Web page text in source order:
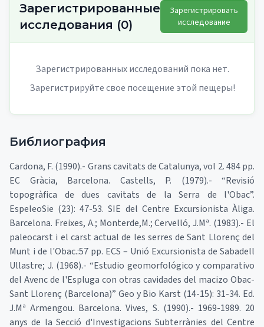
Зарегистрированные
исследования (0)
Зарегистрировать
исследование
Зарегистрированных исследований пока нет.
Зарегистрируйте свое посещение этой пещеры!
Библиография
Cardona, F. (1990).- Grans cavitats de Catalunya, vol 2. 484 pp.
EC Gràcia, Barcelona. Castells, P. (1979).- “Revisió
topogràfica de dues cavitats de la Serra de l'Obac”.
EspeleoSie (23): 47-53. SIE del Centre Excursionista Àliga.
Barcelona. Freixes, A.; Monterde,M.; Cervelló, J.Mª. (1983).- El
paleocarst i el carst actual de les serres de Sant Llorenç del
Munt i de l'Obac.:57 pp. ECS – Unió Excursionista de Sabadell
Ullastre; J. (1968).- “Estudio geomorfológico y comparativo
del Avenc de l'Espluga con otras cavidades del macizo Obac-
Sant Llorenç (Barcelona)” Geo y Bio Karst (14-15): 31-34. Ed.
J.Mª Armengou. Barcelona. Vives, S. (1990).- 1969-1989. 20
anys de la Secció d'Investigacions Subterrànies del Centre